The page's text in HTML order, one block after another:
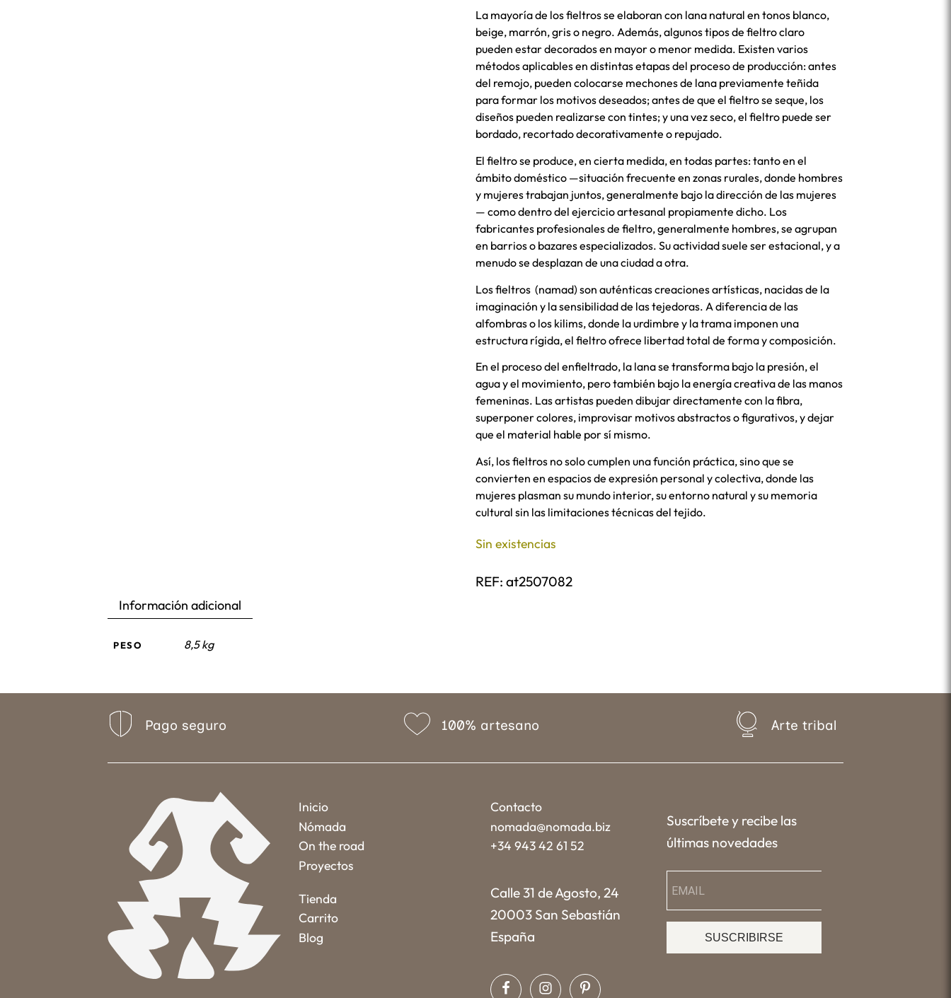
La mayoría de los fieltros se elaboran con lana natural en tonos blanco,
beige, marrón, gris o negro. Además, algunos tipos de fieltro claro
pueden estar decorados en mayor o menor medida. Existen varios
métodos aplicables en distintas etapas del proceso de producción: antes
del remojo, pueden colocarse mechones de lana previamente teñida
para formar los motivos deseados; antes de que el fieltro se seque, los
diseños pueden realizarse con tintes; y una vez seco, el fieltro puede ser
bordado, recortado decorativamente o repujado.
El fieltro se produce, en cierta medida, en todas partes: tanto en el
ámbito doméstico —situación frecuente en zonas rurales, donde hombres
y mujeres trabajan juntos, generalmente bajo la dirección de las mujeres
— como dentro del ejercicio artesanal propiamente dicho. Los
fabricantes profesionales de fieltro, generalmente hombres, se agrupan
en barrios o bazares especializados. Su actividad suele ser estacional, y a
menudo se desplazan de una ciudad a otra.
Los fieltros (namad) son auténticas creaciones artísticas, nacidas de la
imaginación y la sensibilidad de las tejedoras. A diferencia de las
alfombras o los kilims, donde la urdimbre y la trama imponen una
estructura rígida, el fieltro ofrece libertad total de forma y composición.
En el proceso del enfieltrado, la lana se transforma bajo la presión, el
agua y el movimiento, pero también bajo la energía creativa de las manos
femeninas. Las artistas pueden dibujar directamente con la fibra,
superponer colores, improvisar motivos abstractos o figurativos, y dejar
que el material hable por sí mismo.
Así, los fieltros no solo cumplen una función práctica, sino que se
convierten en espacios de expresión personal y colectiva, donde las
mujeres plasman su mundo interior, su entorno natural y su memoria
cultural sin las limitaciones técnicas del tejido.
Sin existencias
REF: at2507082
Información adicional
PESO 8,5 kg
Pago seguro 100% artesano Arte tribal
Inicio
Nómada
On the road
Proyectos
Tienda
Carrito
Blog
Contacto
nomada@nomada.biz
+34 943 42 61 52
Calle 31 de Agosto, 24
20003 San Sebastián
España
Suscríbete y recibe las
últimas novedades
SUSCRIBIRSE